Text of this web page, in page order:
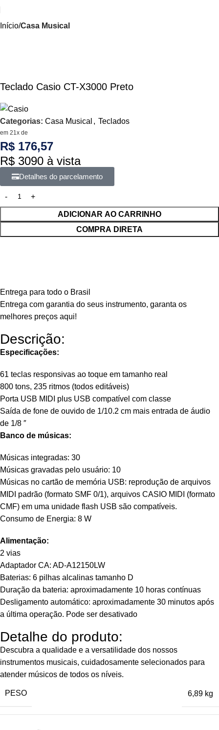
Início Casa Musical
Teclado Casio CT-X3000 Preto
Categorias: Casa Musical , Teclados
em 21x de
R$ 176,57
R$ 3090 à vista
Detalhes do parcelamento
ADICIONAR AO CARRINHO
COMPRA DIRETA
Entrega para todo o Brasil
Entrega com garantia do seus instrumento, garanta os
melhores preços aqui!
Descrição:
Especificações:
61 teclas responsivas ao toque em tamanho real
800 tons, 235 ritmos (todos editáveis)
Porta USB MIDI plus USB compatível com classe
Saída de fone de ouvido de 1/10.2 cm mais entrada de áudio
de 1/8 ″
Banco de músicas:
Músicas integradas: 30
Músicas gravadas pelo usuário: 10
Músicas no cartão de memória USB: reprodução de arquivos
MIDI padrão (formato SMF 0/1), arquivos CASIO MIDI (formato
CMF) em uma unidade flash USB são compatíveis.
Consumo de Energia: 8 W
Alimentação:
2 vias
Adaptador CA: AD-A12150LW
Baterias: 6 pilhas alcalinas tamanho D
Duração da bateria: aproximadamente 10 horas contínuas
Desligamento automático: aproximadamente 30 minutos após
a última operação. Pode ser desativado
Detalhe do produto:
Descubra a qualidade e a versatilidade dos nossos
instrumentos musicais, cuidadosamente selecionados para
atender músicos de todos os níveis.
PESO 6,89 kg